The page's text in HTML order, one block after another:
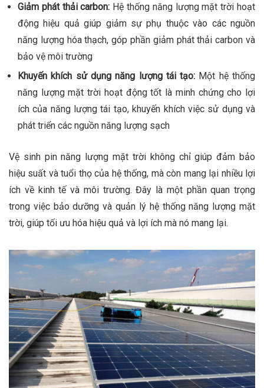
Giảm phát thải carbon: Hệ thống năng lượng mặt trời hoạt
động hiệu quả giúp giảm sự phụ thuộc vào các nguồn
năng lượng hóa thạch, góp phần giảm phát thải carbon và
bảo vệ môi trường
Khuyến khích sử dụng năng lượng tái tạo: Một hệ thống
năng lượng mặt trời hoạt động tốt là minh chứng cho lợi
ích của năng lượng tái tạo, khuyến khích việc sử dụng và
phát triển các nguồn năng lượng sạch
Vệ sinh pin năng lượng mặt trời không chỉ giúp đảm bảo
hiệu suất và tuổi thọ của hệ thống, mà còn mang lại nhiều lợi
ích về kinh tế và môi trường. Đây là một phần quan trọng
trong việc bảo dưỡng và quản lý hệ thống năng lượng mặt
trời, giúp tối ưu hóa hiệu quả và lợi ích mà nó mang lại.